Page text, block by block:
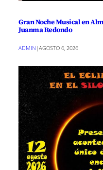
Gran Noche Musical en
Juanma Redondo
ADMIN |AGOSTO 6, 2026